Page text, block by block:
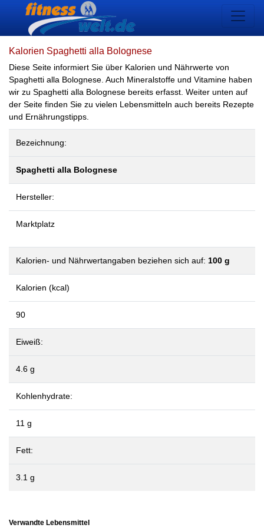
Kalorien Spaghetti alla Bolognese
Diese Seite informiert Sie über Kalorien und Nährwerte von
Spaghetti alla Bolognese. Auch Mineralstoffe und Vitamine haben
wir zu Spaghetti alla Bolognese bereits erfasst. Weiter unten auf
der Seite finden Sie zu vielen Lebensmitteln auch bereits Rezepte
und Ernährungstipps.
Bezeichnung:
Spaghetti alla Bolognese
Hersteller:
Marktplatz
Kalorien- und Nährwertangaben beziehen sich auf: 100 g
Kalorien (kcal)
90
Eiweiß:
4.6 g
Kohlenhydrate:
11 g
Fett:
3.1 g
Verwandte Lebensmittel